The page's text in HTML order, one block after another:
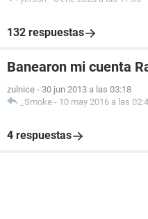
132 respuestas
Banearon mi cuenta
zulnice - 30 jun 2013 a las 03:18
_Smoke - 10 may 2016 a las
4 respuestas